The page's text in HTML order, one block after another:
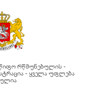
რწმუნებულის -
- ყველა უფლება